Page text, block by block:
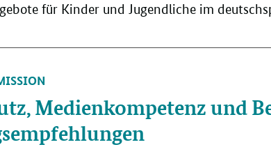
für Kinder und Jugendliche im
Medienkompetenz und